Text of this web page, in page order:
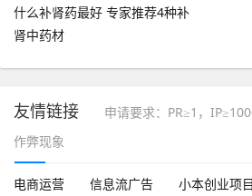
什么补肾药最好 专家推荐4种补
肾中药材
友情链接
申请要求：PR≥1，
作弊现象
电商运营 信息流广告 小本创业项目